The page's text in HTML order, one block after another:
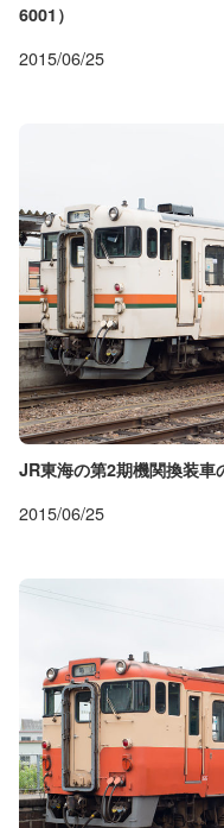
6001）
2015/06/25
JR東海の第2期機関換装車
2015/06/25